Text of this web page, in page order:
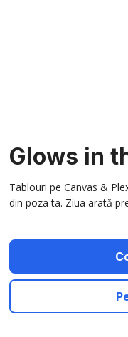
Glows in
Tablouri pe Canvas &
din poza ta. Ziua arată